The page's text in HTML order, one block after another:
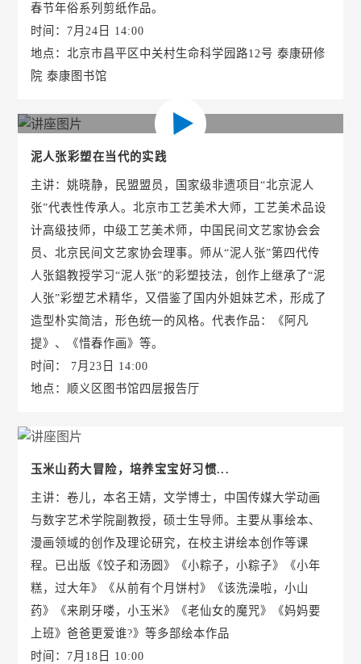
春节年俗系列剪纸作品。
时间：7月24日 14:00
地点：北京市昌平区中关村生命科学园路12号 泰康研修
院 泰康图书馆
泥人张彩塑在当代的实践
主讲：姚晓静，民盟盟员，国家级非遗项目“北京泥人
张”代表性传承人。北京市工艺美术大师，工艺美术品设
计高级技师，中级工艺美术师，中国民间文艺家协会会
员、北京民间文艺家协会理事。师从“泥人张”第四代传
人张錩教授学习“泥人张”的彩塑技法，创作上继承了“泥
人张”彩塑艺术精华，又借鉴了国内外姐妹艺术，形成了
造型朴实简洁，形色统一的风格。代表作品：《阿凡
提》、《惜春作画》等。
时间： 7月23日 14:00
地点：顺义区图书馆四层报告厅
玉米山药大冒险，培养宝宝好习惯...
主讲：卷儿，本名王婧，文学博士，中国传媒大学动画
与数字艺术学院副教授，硕士生导师。主要从事绘本、
漫画领域的创作及理论研究，在校主讲绘本创作等课
程。已出版《饺子和汤圆》《小粽子，小粽子》《小年
糕，过大年》《从前有个月饼村》《该洗澡啦，小山
药》《来刷牙喽，小玉米》《老仙女的魔咒》《妈妈要
上班》爸爸更爱谁?》等多部绘本作品
时间：7月18日 10:00